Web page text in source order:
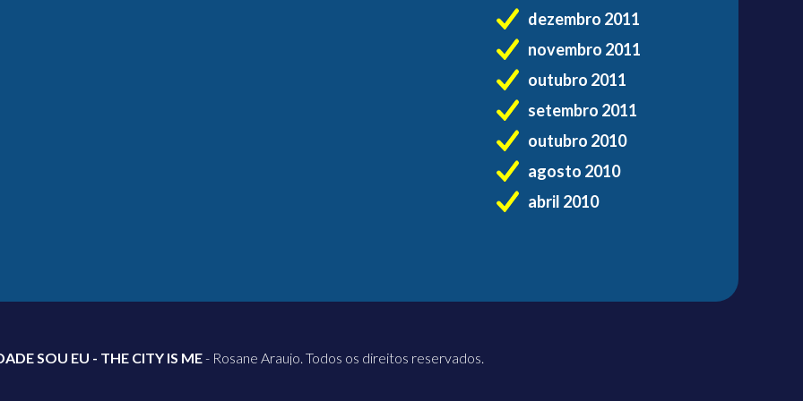
dezembro 2011
novembro 2011
outubro 2011
setembro 2011
outubro 2010
agosto 2010
abril 2010
SOU EU - THE CITY IS ME- Rosane Araujo. Todos os direitos reservados.